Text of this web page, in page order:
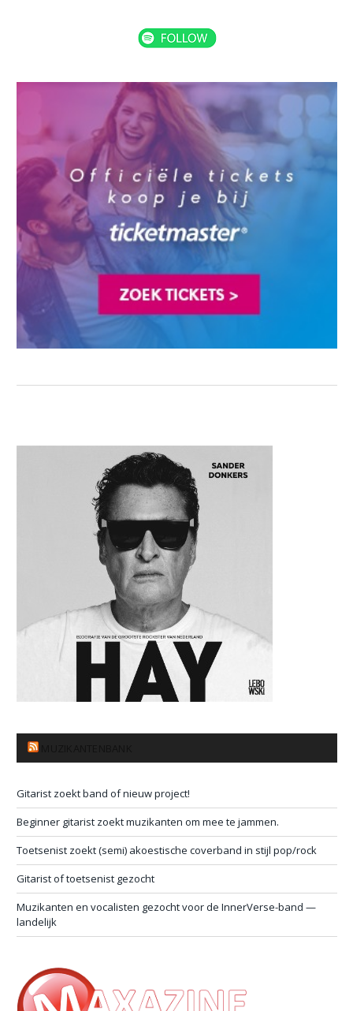
Gitarist zoekt band of nieuw project!
Beginner gitarist zoekt muzikanten om mee te jammen.
Toetsenist zoekt (semi) akoestische coverband in stijl pop/rock
Gitarist of toetsenist gezocht
Muzikanten en vocalisten gezocht voor de InnerVerse-band —
landelijk